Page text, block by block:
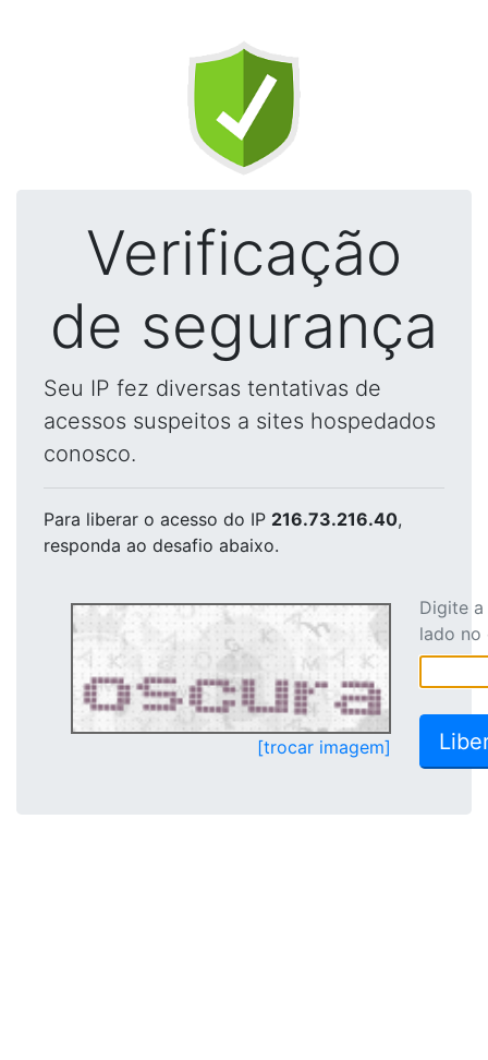
Verificação
de segurança
Seu IP fez diversas tentativas de
acessos suspeitos a sites hospedados
conosco.
Para liberar o acesso do IP 216.73.216.40,
responda ao desafio abaixo.
[trocar imagem]
Digite
lado no